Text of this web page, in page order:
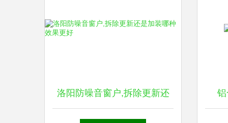
洛阳防噪音窗户,拆除更新还